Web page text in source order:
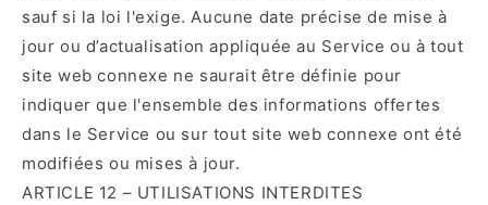
sauf si la loi l'exige. Aucune date précise de mise à
jour ou d’actualisation appliquée au Service ou à tout
site web connexe ne saurait être définie pour
indiquer que l'ensemble des informations offertes
dans le Service ou sur tout site web connexe ont été
modifiées ou mises à jour.
ARTICLE 12 – UTILISATIONS INTERDITES